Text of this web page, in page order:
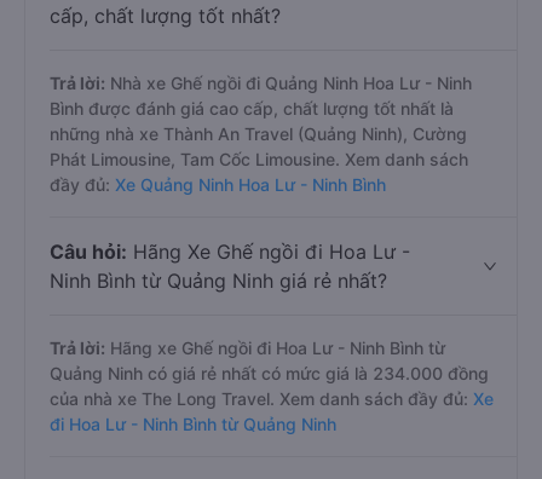
cấp, chất lượng tốt nhất?
Trả lời: Nhà xe Ghế ngồi đi Quảng Ninh Hoa Lư - Ninh
Bình được đánh giá cao cấp, chất lượng tốt nhất là
những nhà xe Thành An Travel (Quảng Ninh), Cường
Phát Limousine, Tam Cốc Limousine. Xem danh sách
đầy đủ: Xe Quảng Ninh Hoa Lư - Ninh Bình
Câu hỏi: Hãng Xe Ghế ngồi đi Hoa Lư -
Ninh Bình từ Quảng Ninh giá rẻ nhất?
Trả lời: Hãng xe Ghế ngồi đi Hoa Lư - Ninh Bình từ
Quảng Ninh có giá rẻ nhất có mức giá là 234.000 đồng
của nhà xe The Long Travel. Xem danh sách đầy đủ: Xe
đi Hoa Lư - Ninh Bình từ Quảng Ninh